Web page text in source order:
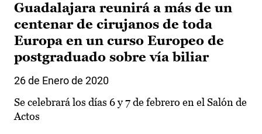
Guadalajara reunirá a más de un
centenar de cirujanos de toda
Europa en un curso Europeo de
postgraduado sobre vía biliar
26 de Enero de 2020
Se celebrará los días 6 y 7 de febrero en el Salón de
Actos